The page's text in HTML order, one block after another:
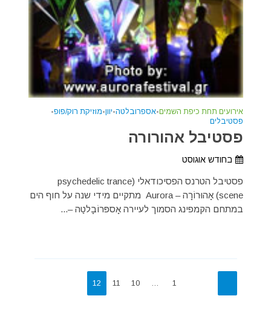
אירועים תחת כיפת השמים•אספרובלטה•יוון•מוזיקת רוק/פופ•
פסטיבלים
פסטיבל אהורורה
בחודש אוגוסט
פסטיבל הטרנס הפסיכודאלי (psychedelic trance
scene) אָהוּרוֹרָה – Aurora מתקיים מידי שנה על חוף הים
במתחם הקמפינג הסמוך לעיירה אָספּרוֹבָלטַה –...
1
10
11
12